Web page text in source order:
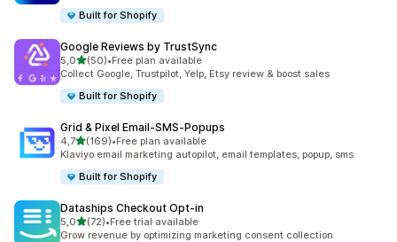
Built for Shopify
Google Reviews by TrustSync
5,05 yıldız üzerinden
(50)
toplam 50 değerlendirme
•Free plan available
Collect Google, Trustpilot, Yelp, Etsy review & boost sales
Built for Shopify
Grid & Pixel Email‑SMS‑Popups
4,75 yıldız üzerinden
(169)
toplam 169 değerlendirme
•Free plan available
Klaviyo email marketing autopilot, email templates, popup, sms
Built for Shopify
Dataships Checkout Opt‑in
5,05 yıldız üzerinden
(72)
toplam 72 değerlendirme
•Free trial available
Grow revenue by optimizing marketing consent collection